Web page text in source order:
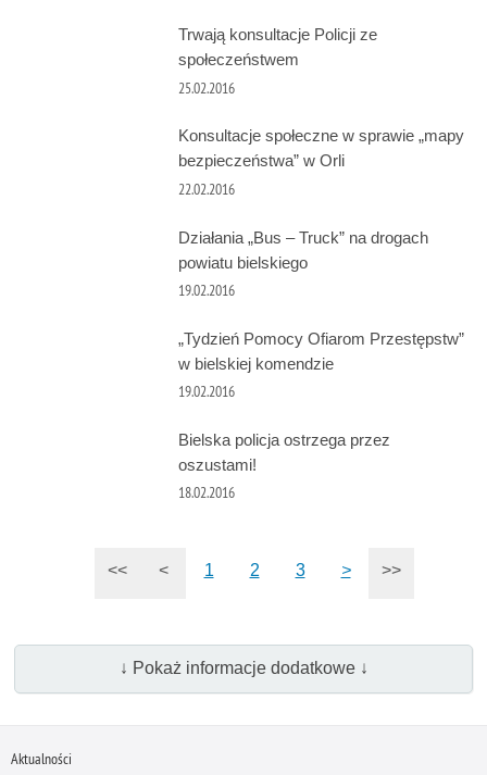
Trwają konsultacje Policji ze
społeczeństwem
25.02.2016
Konsultacje społeczne w sprawie „mapy
bezpieczeństwa” w Orli
22.02.2016
Działania „Bus – Truck” na drogach
powiatu bielskiego
19.02.2016
„Tydzień Pomocy Ofiarom Przestępstw”
w bielskiej komendzie
19.02.2016
Bielska policja ostrzega przez
oszustami!
18.02.2016
<< < 1 2 3 > >>
↓ Pokaż informacje dodatkowe ↓
Aktualności